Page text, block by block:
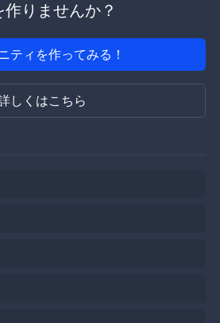
りませんか？
ティを作ってみる！
しくはこちら